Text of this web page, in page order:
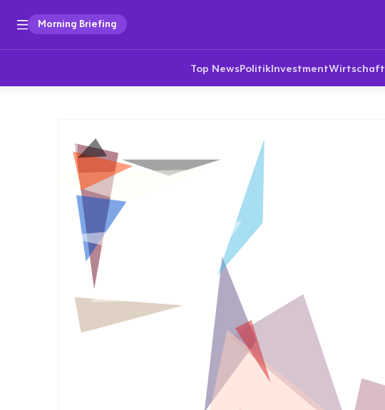
Morning Briefing
Top NewsPolitikInvestmentWirtschaft